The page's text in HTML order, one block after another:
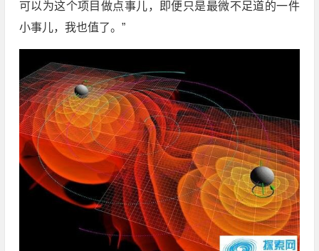
可以为这个项目做点事儿，即便只是最微不足道的一件
小事儿，我也值了。”